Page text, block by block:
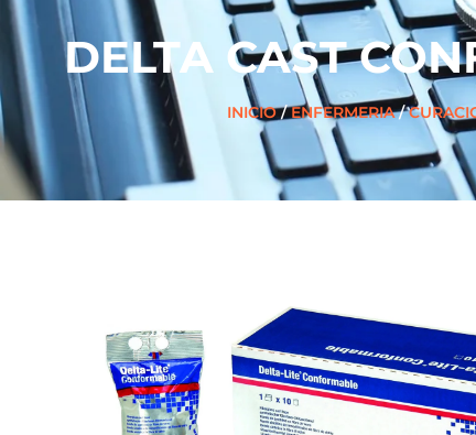
DELTA CAST
INICIO/ENFERMERIA/